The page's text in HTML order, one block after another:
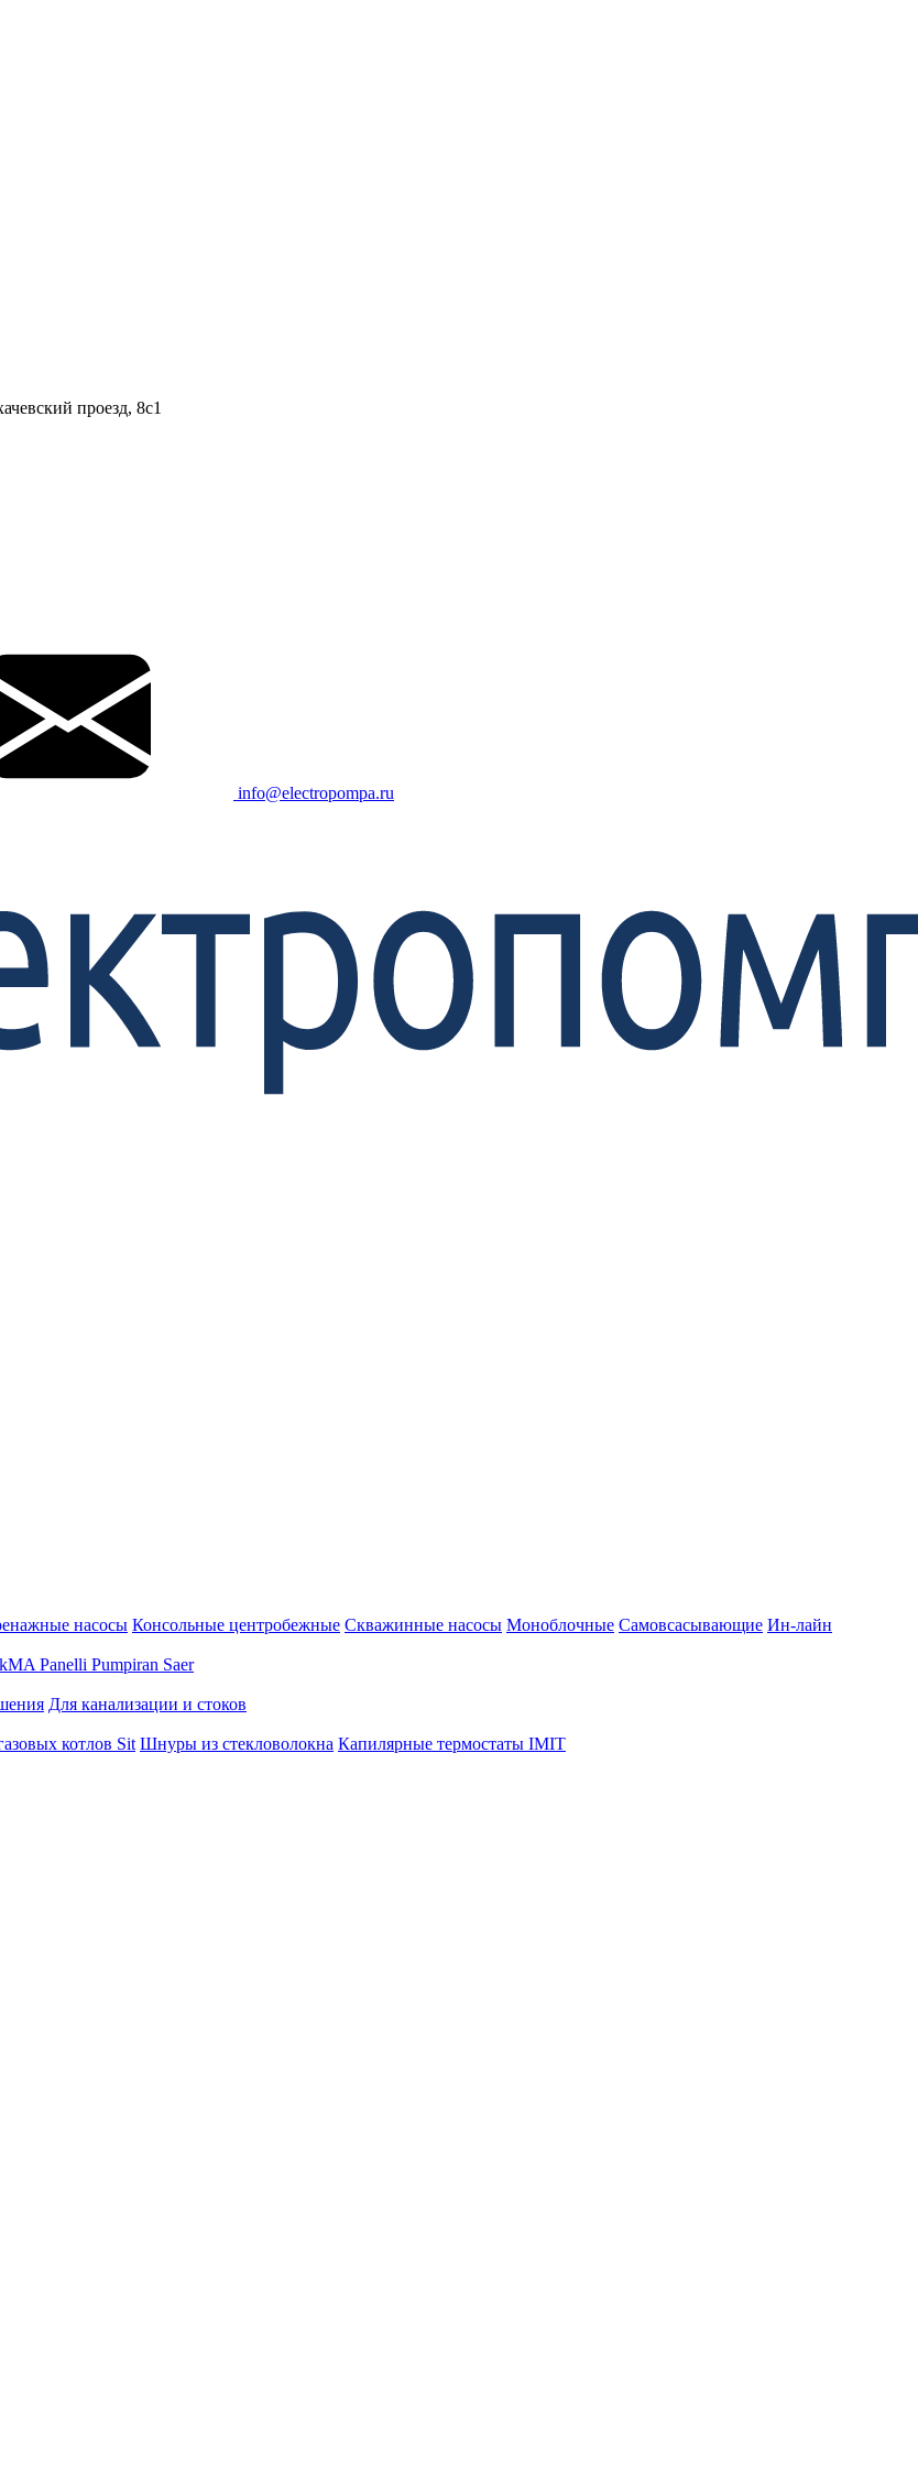
проезд, 8c1
info@electropompa.ru
насосы Консольные центробежные Скважинные насосы Моноблочные Самовсасывающие Ин-лайн
Panelli Pumpiran Saer
Для канализации и стоков
котлов Sit Шнуры из стекловолокна Капилярные термостаты IMIT